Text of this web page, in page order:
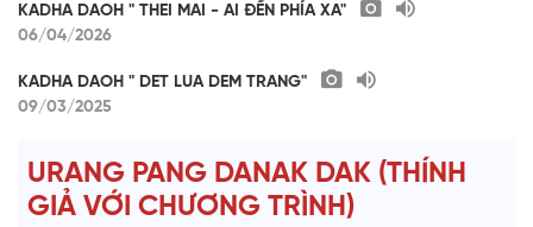
KADHA DAOH " THEI MAI - AI ĐỀN PHÍA XA"
06/04/2026
KADHA DAOH " DET LUA DEM TRANG"
09/03/2025
URANG PANG DANAK DAK (THÍNH
GIẢ VỚI CHƯƠNG TRÌNH)